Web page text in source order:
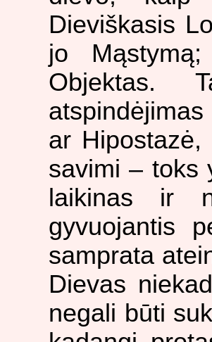
Dieviškasis
jo
Objektas.
ar
savimi – toks
laikinas ir
gyvuojantis
samprata
Dievas
negali būti